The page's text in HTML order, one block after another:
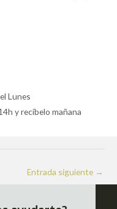
Lunes
y recíbelo mañana
Entrada siguiente →